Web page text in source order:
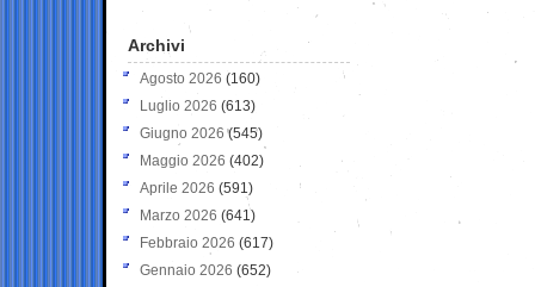
Archivi
Agosto 2026 (160)
Luglio 2026 (613)
Giugno 2026 (545)
Maggio 2026 (402)
Aprile 2026 (591)
Marzo 2026 (641)
Febbraio 2026 (617)
Gennaio 2026 (652)